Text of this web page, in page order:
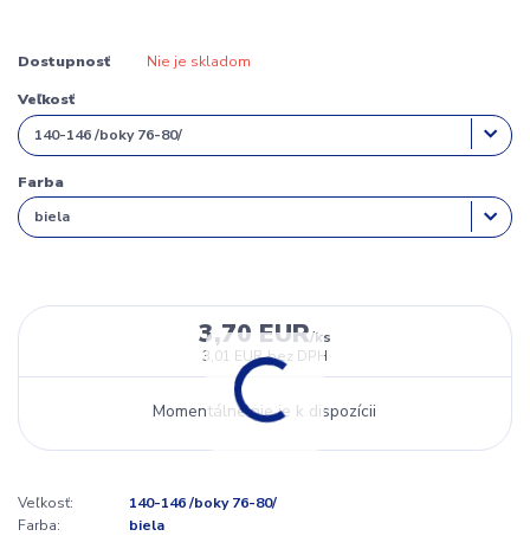
Dostupnosť Nie je skladom
Veľkosť
Farba
3,70 EUR/ks
3,01 EUR bez DPH
Momentálne nie je k dispozícii
Veľkosť:
140-146 /boky 76-80/
Farba:
biela